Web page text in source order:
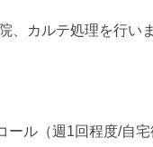
、カルテ処理を行い
ル（週1回程度/自宅